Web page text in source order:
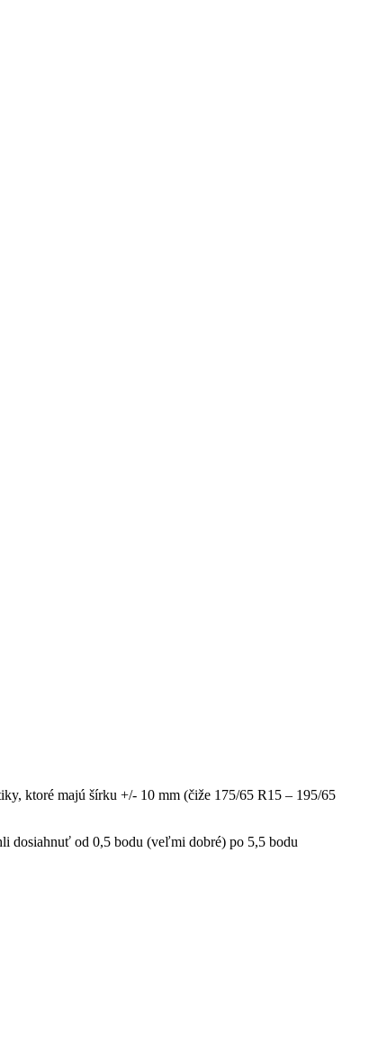
ktoré majú šírku +/- 10 mm (čiže 175/65 R15 – 195/65
dosiahnuť od 0,5 bodu (veľmi dobré) po 5,5 bodu